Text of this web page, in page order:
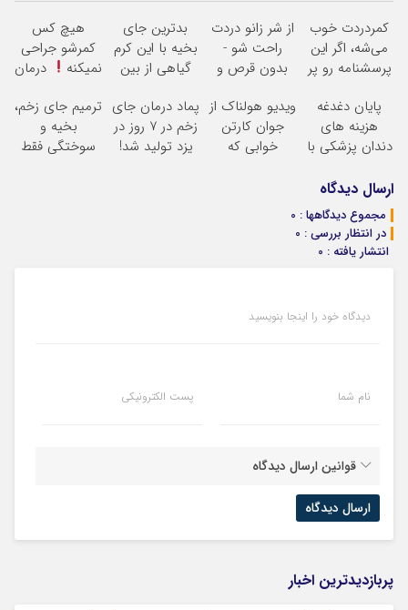
کمردردت خوب
می‌شه، اگر این
پرسشنامه رو پر
از شر زانو دردت
راحت شو -
بدون قرص و
بدترین جای
بخیه با این کرم
گیاهی از بین
رایگان)
هیچ کس
کمرشو جراحی
نمیکنه
درمان
قرص
(پرسشنامه)
پایان دغدغه
هزینه های
دندان پزشکی با
خانگی
ویدیو هولناک از
جوان کارتن
خوابی که
پماد درمان جای
زخم در ۷ روز در
یزد تولید شد!
ترمیم جای زخم،
بخیه و
سوختگی فقط
ارسال دیدگاه
مجموع دیدگاهها : 0
در انتظار بررسی : 0
انتشار یافته : 0
دیدگاه خود را اینجا بنویسید
نام شما پست الکترونیکی
قوانین ارسال دیدگاه
پربازدیدترین اخبار